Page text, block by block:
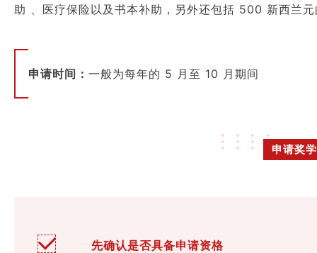
助 、医疗保险以及书本补助，另外还包括 500 新西兰
申请时间： 一般为每年的 5 月至 10 月期间
申请奖
先确认是否具备申请资格